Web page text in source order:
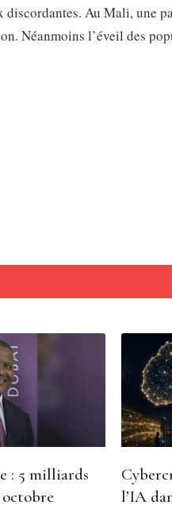
discordantes. Au Mali, une
Néanmoins l’éveil des
: 5 milliards
octobre
l’IA